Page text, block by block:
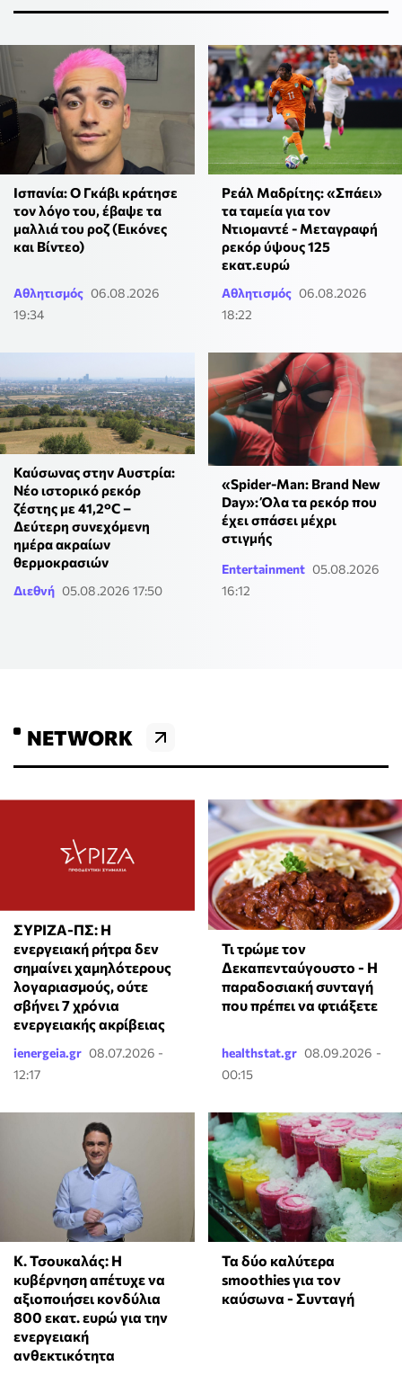
Ισπανία: Ο Γκάβι κράτησε
τον λόγο του, έβαψε τα
μαλλιά του ροζ (Εικόνες
και Βίντεο)
Αθλητισμός 06.08.2026
19:34
Ρεάλ Μαδρίτης: «Σπάει»
τα ταμεία για τον
Ντιομαντέ - Μεταγραφή
ρεκόρ ύψους 125
εκατ.ευρώ
Αθλητισμός 06.08.2026
18:22
Καύσωνας στην Αυστρία:
Νέο ιστορικό ρεκόρ
ζέστης με 41,2°C –
Δεύτερη συνεχόμενη
ημέρα ακραίων
θερμοκρασιών
Διεθνή 05.08.2026 17:50
«Spider-Man: Brand New
Day»: Όλα τα ρεκόρ που
έχει σπάσει μέχρι
στιγμής
Entertainment 05.08.2026
16:12
NETWORK
ΣΥΡΙΖΑ-ΠΣ: Η
ενεργειακή ρήτρα δεν
σημαίνει χαμηλότερους
λογαριασμούς, ούτε
σβήνει 7 χρόνια
ενεργειακής ακρίβειας
ienergeia.gr 08.07.2026 -
12:17
Τι τρώμε τον
Δεκαπενταύγουστο - Η
παραδοσιακή συνταγή
που πρέπει να φτιάξετε
healthstat.gr 08.09.2026 -
00:15
Κ. Τσουκαλάς: Η
κυβέρνηση απέτυχε να
αξιοποιήσει κονδύλια
800 εκατ. ευρώ για την
ενεργειακή
ανθεκτικότητα
Τα δύο καλύτερα
smoothies για τον
καύσωνα - Συνταγή